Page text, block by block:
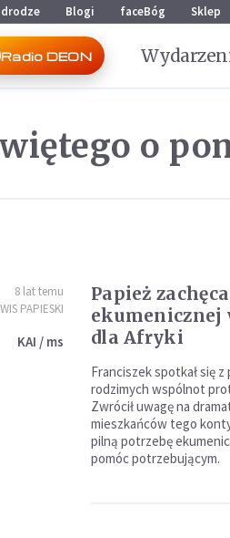
Blogi faceBóg Sklep
Radio DEON
o
8 lat temu
PAPIESKI
KAI / ms
Papież
ekumenicznej
dla Afryki
Franciszek spotkał się
rodzimych wspólnot
Zwrócił uwagę na
mieszkańców tego
pilną potrzebę
pomóc potrzebującym.